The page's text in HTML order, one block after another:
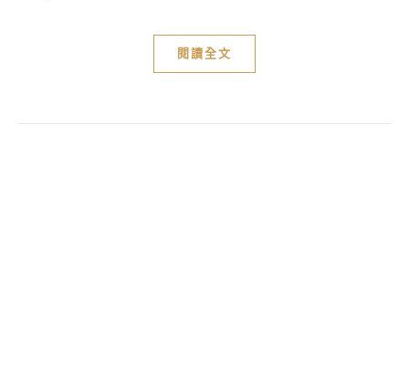
閱讀全文